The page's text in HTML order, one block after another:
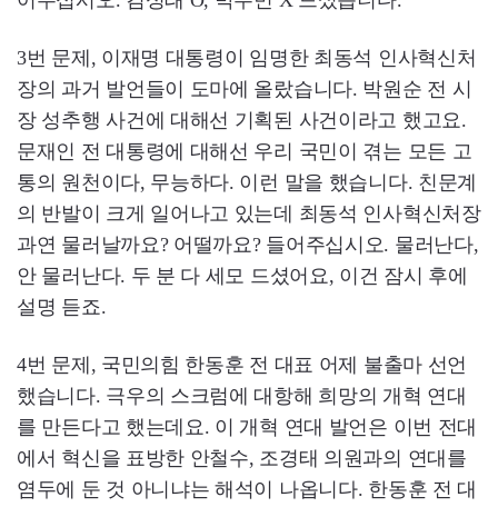
3번 문제, 이재명 대통령이 임명한 최동석 인사혁신처
장의 과거 발언들이 도마에 올랐습니다. 박원순 전 시
장 성추행 사건에 대해선 기획된 사건이라고 했고요.
문재인 전 대통령에 대해선 우리 국민이 겪는 모든 고
통의 원천이다, 무능하다. 이런 말을 했습니다. 친문계
의 반발이 크게 일어나고 있는데 최동석 인사혁신처장
과연 물러날까요? 어떨까요? 들어주십시오. 물러난다,
안 물러난다. 두 분 다 세모 드셨어요, 이건 잠시 후에
설명 듣죠.
4번 문제, 국민의힘 한동훈 전 대표 어제 불출마 선언
했습니다. 극우의 스크럼에 대항해 희망의 개혁 연대
를 만든다고 했는데요. 이 개혁 연대 발언은 이번 전대
에서 혁신을 표방한 안철수, 조경태 의원과의 연대를
염두에 둔 것 아니냐는 해석이 나옵니다. 한동훈 전 대